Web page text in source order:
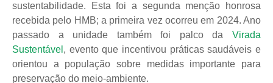
sustentabilidade. Esta foi a segunda menção honrosa
recebida pelo HMB; a primeira vez ocorreu em 2024. Ano
passado a unidade também foi palco da Virada
Sustentável , evento que incentivou práticas saudáveis e
orientou a população sobre medidas importante para
preservação do meio-ambiente.